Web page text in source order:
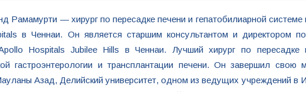
Рамамурти — хирург по пересадке печени и гепатобилиарной
в Ченнаи. Он является старшим консультантом и директором
Hospitals Jubilee Hills в Ченнаи. Лучший хирург по
гастроэнтерологии и трансплантации печени. Он завершил
Азад, Делийский университет, одном из ведущих учреждений в